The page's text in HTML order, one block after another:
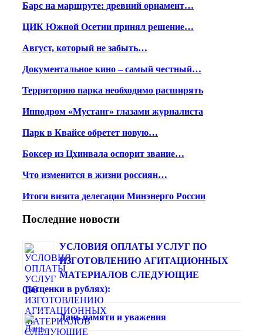
Барс на маршруте: древний орнамент…
ЦИК Южной Осетии принял решение…
Август, который не забыть…
Документальное кино – самый честный…
Территорию парка необходимо расширять
Ипподром «Мустанг» глазами журналиста
Парк в Квайсе обретет новую…
Боксер из Цхинвала оспорит звание…
Что изменится в жизни россиян…
Итоги визита делегации Минэнерго России
Последние новости
УСЛОВИЯ ОПЛАТЫ УСЛУГ ПО
ИЗГОТОВЛЕНИЮ АГИТАЦИОННЫХ
МАТЕРИАЛОВ СЛЕДУЮЩИЕ
(расценки в рублях):
Дань памяти и уважения